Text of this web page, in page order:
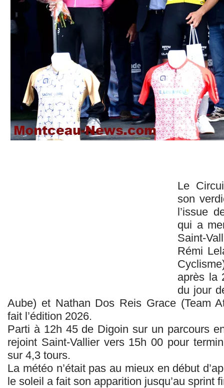
Le
son
l’issue
qui a
Saint-
Rémi
après la
du jour
Aube) et Nathan Dos Reis Grace (Team
fait l’édition 2026.
Parti à 12h 45 de Digoin sur un parcours
rejoint Saint-Vallier vers 15h 00 pour
sur 4,3 tours.
La météo n’était pas au mieux en début
le soleil a fait son apparition jusqu’au sprint